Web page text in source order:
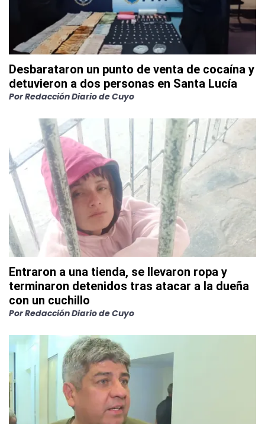
Desbarataron un punto de venta de cocaína y
detuvieron a dos personas en Santa Lucía
PorRedacción Diario de Cuyo
Entraron a una tienda, se llevaron ropa y
terminaron detenidos tras atacar a la dueña
con un cuchillo
PorRedacción Diario de Cuyo